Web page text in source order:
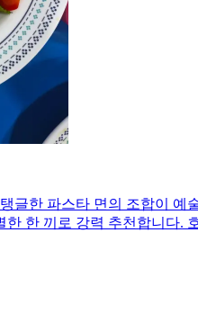
글한 파스타 면의 조합이
한 한 끼로 강력 추천합니다.